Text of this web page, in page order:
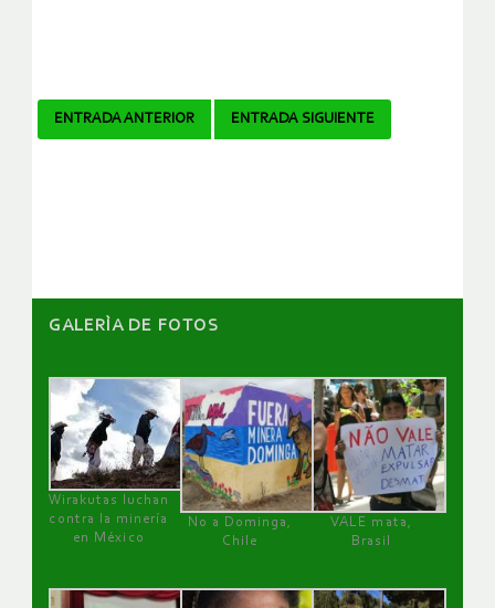
Navegador
ENTRADA ANTERIOR ENTRADA SIGUIENTE
GALERÌA DE FOTOS
Wirakutas luchan
contra la minería
en México
No a Dominga,
Chile
VALE mata,
Brasil